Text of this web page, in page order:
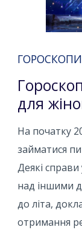
ГОРОСКОПИ
для
На початку
займатися
Деякі
над іншими
до літа,
отримання